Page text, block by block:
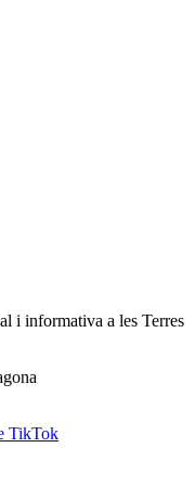
i informativa a les Terres
TikTok